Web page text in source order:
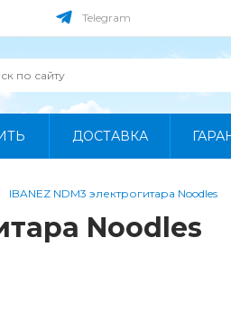
Telegram
ДОСТАВКА
IBANEZ NDM3 электрогитара Noodles
Noodles